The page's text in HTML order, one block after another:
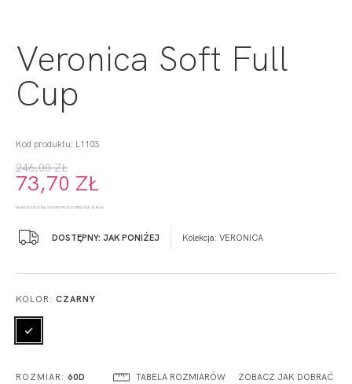
Veronica Soft Full
Cup
Kod produktu: L1103
246,00 ZŁ
73,70 ZŁ
NAJNIŻSZA CENA Z 30 DNI PRZED OBNIŻKĄ: 73,80 ZŁ
DOSTĘPNY: JAK PONIŻEJ Kolekcja: VERONICA
KOLOR: CZARNY
ROZMIAR: 60D TABELA ROZMIARÓW ZOBACZ JAK DOBRAĆ